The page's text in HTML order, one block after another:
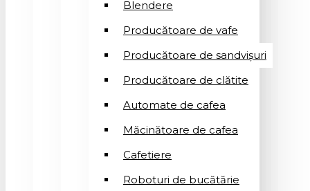
Blendere
Producătoare de vafe
Producătoare de sandvişuri
Producătoare de clătite
Automate de cafea
Măcinătoare de cafea
Cafetiere
Roboturi de bucătărie